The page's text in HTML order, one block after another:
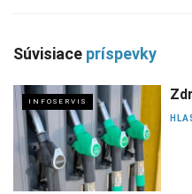
Súvisiace príspevky
INFOSERVIS